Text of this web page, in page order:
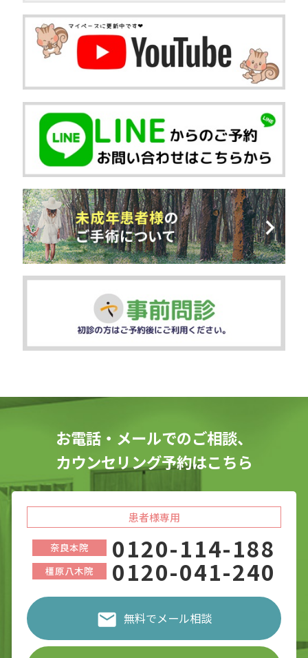
お電話・メールでのご相談、
カウンセリング予約はこちら
患者様専用
奈良本院 0120-114-188
橿原八木院 0120-041-240
無料でメール相談